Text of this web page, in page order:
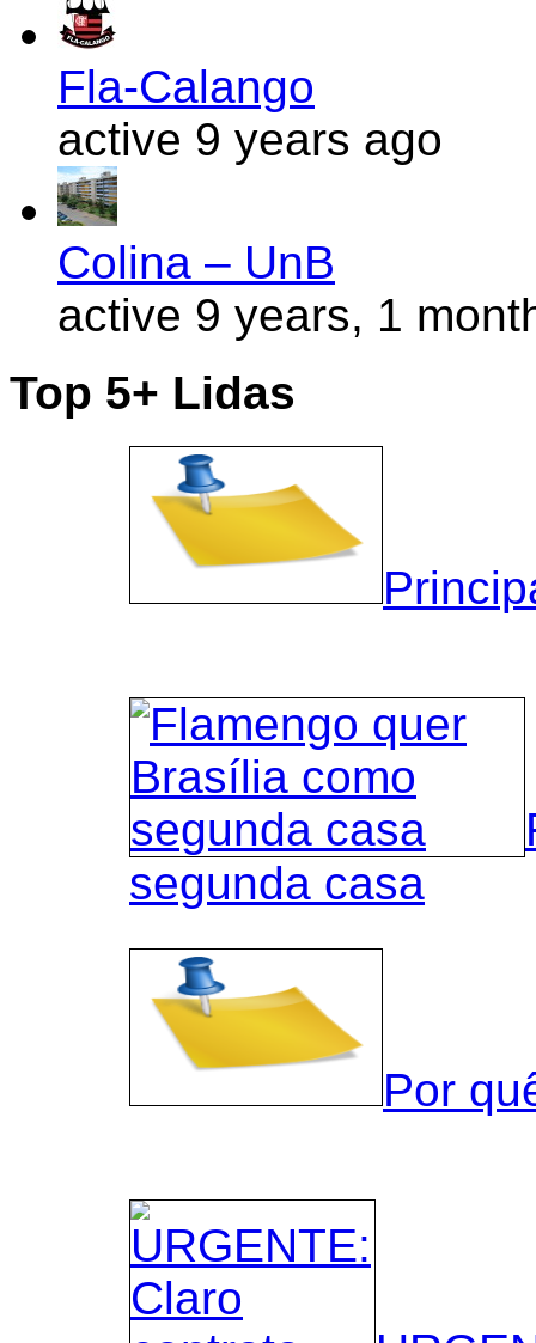
Fla-Calango
active 9 years ago
Colina – UnB
active 9 years, 1
Top 5+ Lidas
segunda casa
Por